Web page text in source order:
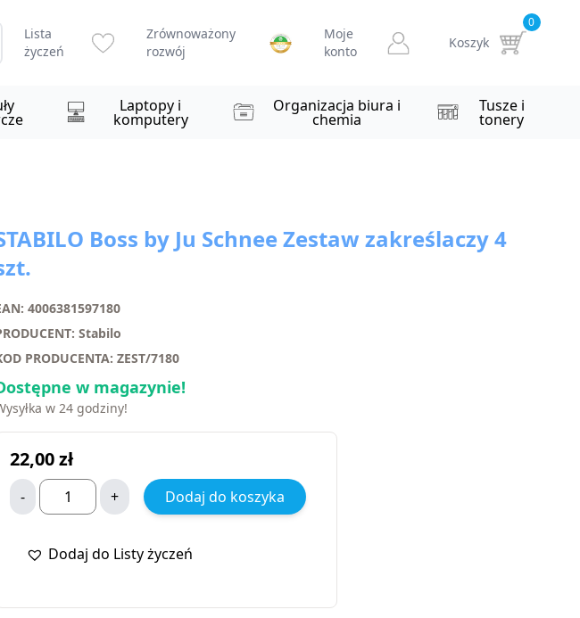
Lista
życzeń
Zrównoważony
rozwój
Moje
konto
Koszyk
0
Laptopy i
komputery
Organizacja biura i
chemia
Tusze i
tonery
Boss by Ju Schnee Zestaw zakreślaczy 4
4006381597180
Stabilo
PRODUCENTA: ZEST/7180
w magazynie!
w 24 godziny!
22,00zł
- + Dodaj do koszyka
Dodaj do Listy życzeń